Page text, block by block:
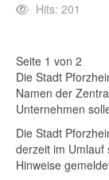
Hits: 201
Seite 1 von 2
Die Stadt
Namen der
Unternehmen
Die Stadt
derzeit im
Hinweise